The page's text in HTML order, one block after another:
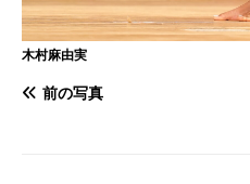
木村麻由実
前の写真